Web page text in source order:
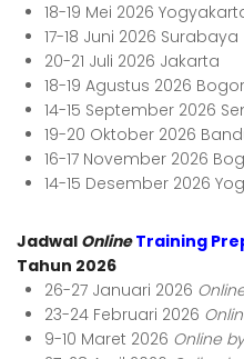
18-19 Mei 2026
17-18 Juni 2026 Surabaya
20-21 Juli 2026 Jakarta
18-19 Agustus 2026 Bogor
14-15 September 2026
19-20 Oktober 2026
16-17 November 2026
14-15 Desember 2026
Jadwal Online Training
Tahun 2026
26-27 Januari 2026
23-24 Februari 2026
9-10 Maret 2026 Online